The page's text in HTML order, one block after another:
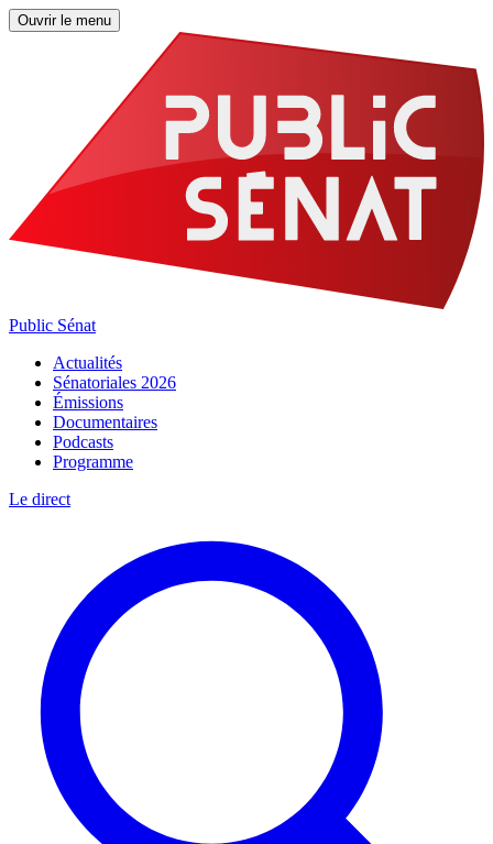
Ouvrir le menu
Public Sénat
Actualités
Sénatoriales 2026
Émissions
Documentaires
Podcasts
Programme
Le direct